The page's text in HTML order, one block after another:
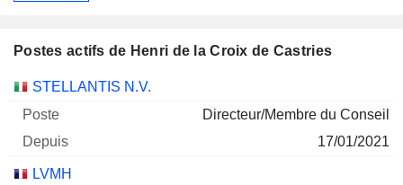
Postes actifs de Henri de la Croix de Castries
Sociétés Poste Début
STELLANTIS N.V.
Directeur/Membre du Conseil
17/01/2021
LVMH